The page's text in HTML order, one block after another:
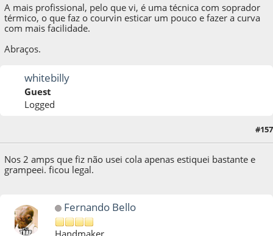
A mais profissional, pelo que vi, é uma técnica com soprador
térmico, o que faz o courvin esticar um pouco e fazer a curva
com mais facilidade.
Abraços.
whitebilly
Guest
Logged
#157
Nos 2 amps que fiz não usei cola apenas estiquei bastante e
grampeei. ficou legal.
Fernando Bello